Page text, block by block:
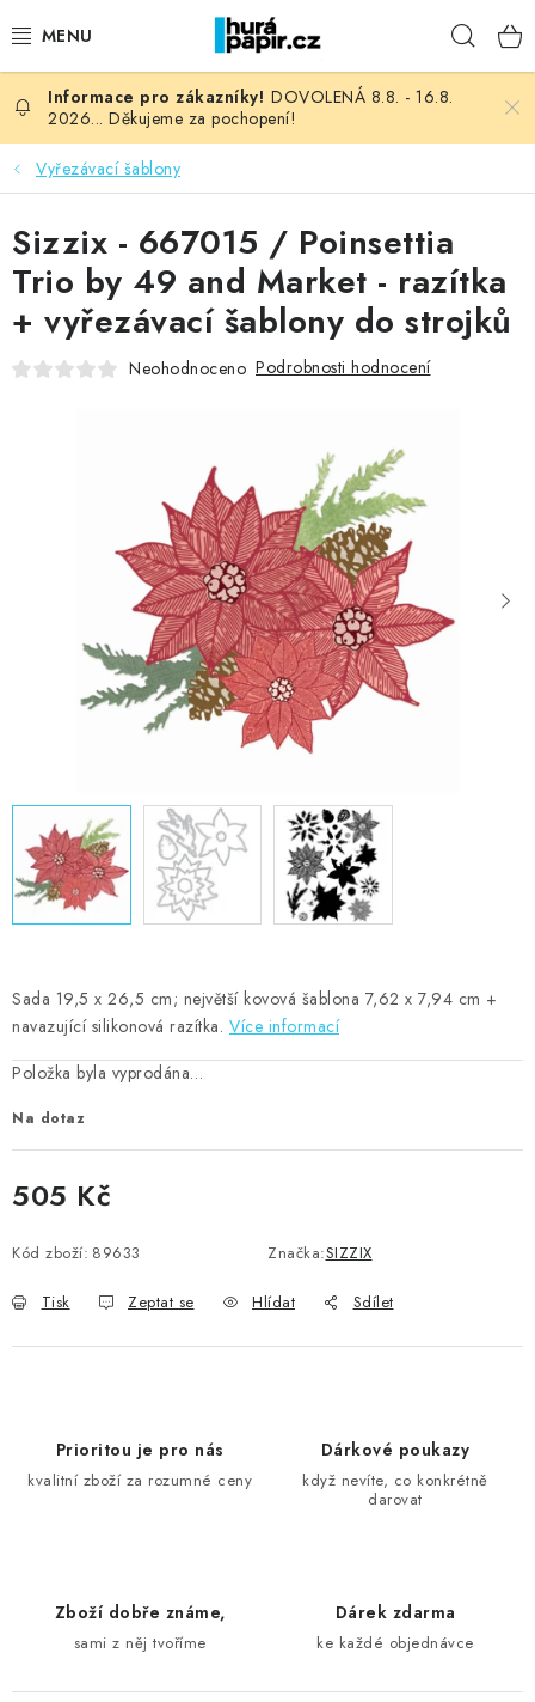
na
NOVINKY
HURÁ DÍLNA
VŠECHNO ZBOŽÍ
KNIHAŘSKÝ MATERIÁL
MOJE OBJEDNÁVKA
Kontakty Moje objednávka
Oblíbené ♥️
Hodnocení obchodu
Obchodní podmínky
Podmínky ochrany osobních údajů
Ověřování recenzí
DOVOLENÁ 8.8. - 16.8.
2026... Děkujeme za pochopení!
Vyřezávací šablony
Sada 19,5 x 26,5 cm; největší kovová šablona 7,62 x 7,94 cm +
navazující silikonová razítka. Více informací
Položka byla vyprodána…
Na dotaz
505 Kč
Kód zboží: 89633 Značka:SIZZIX
Tisk Zeptat se Hlídat Sdílet
Sizzix - 667015 / Poinsettia
Trio by 49 and Market - razítka
+ vyřezávací šablony do strojků
Neohodnoceno Podrobnosti hodnocení
Prioritou je pro nás
kvalitní zboží za rozumné ceny
Dárkové poukazy
když nevíte, co konkrétně
darovat
Zboží dobře známe,
sami z něj tvoříme
Dárek zdarma
ke každé objednávce